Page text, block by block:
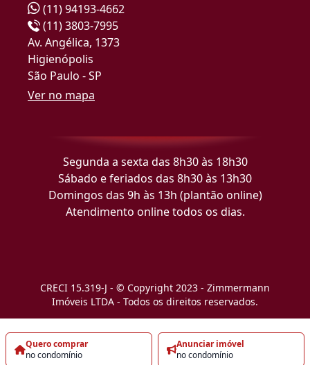
Quero comprar
no condomínio
Anunciar imóvel
no condomínio
(11) 94193-4662
(11) 3803-7995
Av. Angélica, 1373
Higienópolis
São Paulo - SP
Ver no mapa
Segunda a sexta das 8h30 às 18h30
Sábado e feriados das 8h30 às 13h30
Domingos das 9h às 13h (plantão online)
Atendimento online todos os dias.
CRECI 15.319-J - © Copyright 2023 - Zimmermann
Imóveis LTDA - Todos os direitos reservados.